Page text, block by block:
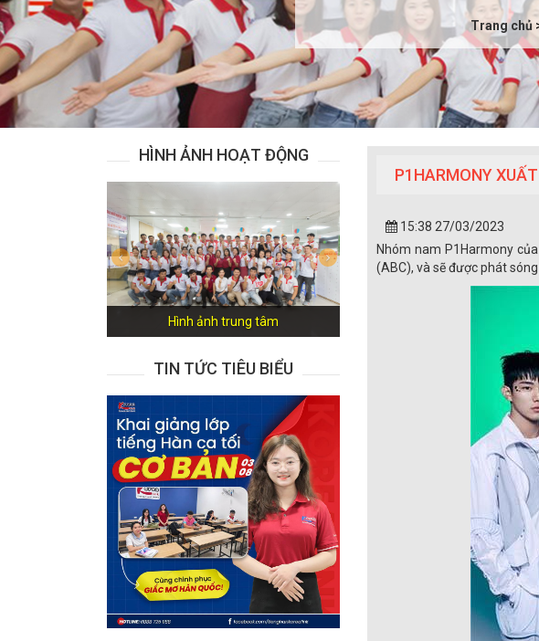
Trang chủ
HÌNH ẢNH HOẠT ĐỘNG
Hình ảnh trung tâm
Previous Next
TIN TỨC TIÊU BIỂU
P1HARMONY
15:38 27/03/2023
Nhóm nam P1Harmony
(ABC), và sẽ được phát